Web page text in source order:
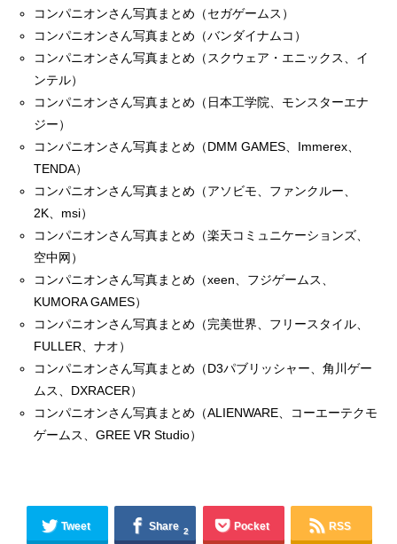
コンパニオンさん写真まとめ（セガゲームス）
コンパニオンさん写真まとめ（バンダイナムコ）
コンパニオンさん写真まとめ（スクウェア・エニックス、イ
ンテル）
コンパニオンさん写真まとめ（日本工学院、モンスターエナ
ジー）
コンパニオンさん写真まとめ（DMM GAMES、Immerex、
TENDA）
コンパニオンさん写真まとめ（アソビモ、ファンクルー、
2K、msi）
コンパニオンさん写真まとめ（楽天コミュニケーションズ、
空中网）
コンパニオンさん写真まとめ（xeen、フジゲームス、
KUMORA GAMES）
コンパニオンさん写真まとめ（完美世界、フリースタイル、
FULLER、ナオ）
コンパニオンさん写真まとめ（D3パブリッシャー、角川ゲー
ムス、DXRACER）
コンパニオンさん写真まとめ（ALIENWARE、コーエーテクモ
ゲームス、GREE VR Studio）
Tweet Share 2 Pocket RSS